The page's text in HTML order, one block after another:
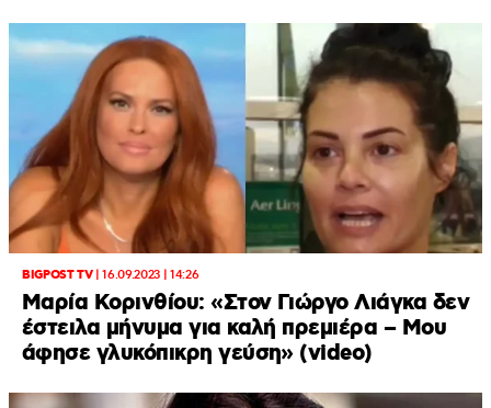
BIGPOST TV|16.09.2023 | 14:26
Μαρία Κορινθίου: «Στον Γιώργο Λιάγκα δεν
έστειλα μήνυμα για καλή πρεμιέρα – Μου
άφησε γλυκόπικρη γεύση» (video)